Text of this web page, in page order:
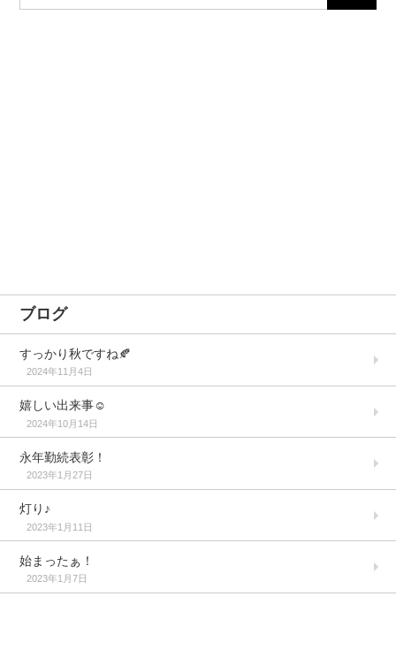
ブログ
すっかり秋ですね🍂
2024年11月4日
嬉しい出来事☺️
2024年10月14日
永年勤続表彰！
2023年1月27日
灯り♪
2023年1月11日
始まったぁ！
2023年1月7日